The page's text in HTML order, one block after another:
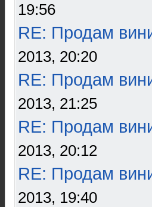
19:56
RE: Продам
2013, 20:20
RE: Продам
2013, 21:25
RE: Продам
2013, 20:12
RE: Продам
2013, 19:40